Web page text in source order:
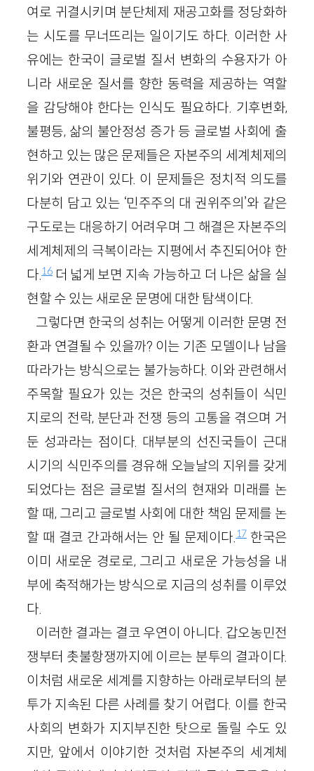
여로 귀결시키며 분단체제 재공고화를 정당화하
는 시도를 무너뜨리는 일이기도 하다. 이러한 사
유에는 한국이 글로벌 질서 변화의 수용자가 아
니라 새로운 질서를 향한 동력을 제공하는 역할
을 감당해야 한다는 인식도 필요하다. 기후변화,
불평등, 삶의 불안정성 증가 등 글로벌 사회에 출
현하고 있는 많은 문제들은 자본주의 세계체제의
위기와 연관이 있다. 이 문제들은 정치적 의도를
다분히 담고 있는 ‘민주주의 대 권위주의’와 같은
구도로는 대응하기 어려우며 그 해결은 자본주의
세계체제의 극복이라는 지평에서 추진되어야 한
다.16더 넓게 보면 지속 가능하고 더 나은 삶을 실
현할 수 있는 새로운 문명에 대한 탐색이다.
그렇다면 한국의 성취는 어떻게 이러한 문명 전
환과 연결될 수 있을까? 이는 기존 모델이나 남을
따라가는 방식으로는 불가능하다. 이와 관련해서
주목할 필요가 있는 것은 한국의 성취들이 식민
지로의 전락, 분단과 전쟁 등의 고통을 겪으며 거
둔 성과라는 점이다. 대부분의 선진국들이 근대
시기의 식민주의를 경유해 오늘날의 지위를 갖게
되었다는 점은 글로벌 질서의 현재와 미래를 논
할 때, 그리고 글로벌 사회에 대한 책임 문제를 논
할 때 결코 간과해서는 안 될 문제이다.17한국은
이미 새로운 경로로, 그리고 새로운 가능성을 내
부에 축적해가는 방식으로 지금의 성취를 이루었
다.
이러한 결과는 결코 우연이 아니다. 갑오농민전
쟁부터 촛불항쟁까지에 이르는 분투의 결과이다.
이처럼 새로운 세계를 지향하는 아래로부터의 분
투가 지속된 다른 사례를 찾기 어렵다. 이를 한국
사회의 변화가 지지부진한 탓으로 돌릴 수도 있
지만, 앞에서 이야기한 것처럼 자본주의 세계체